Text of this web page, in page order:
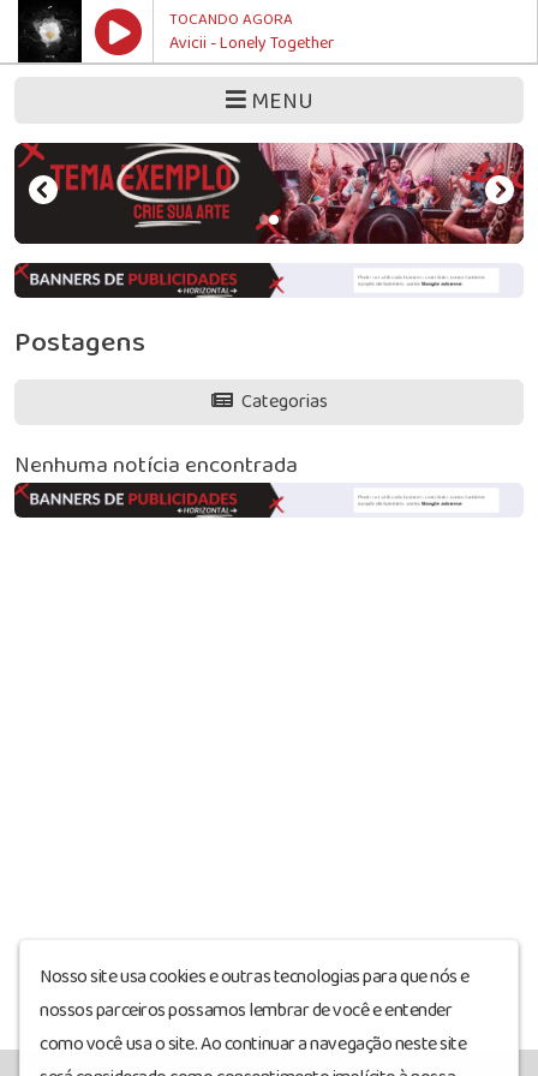
TOCANDO AGORA
Avicii - Lonely Together
MENU
Postagens
Categorias
Nenhuma notícia encontrada
Nosso site usa cookies e outras tecnologias para que nós e
nossos parceiros possamos lembrar de você e entender
como você usa o site. Ao continuar a navegação neste site